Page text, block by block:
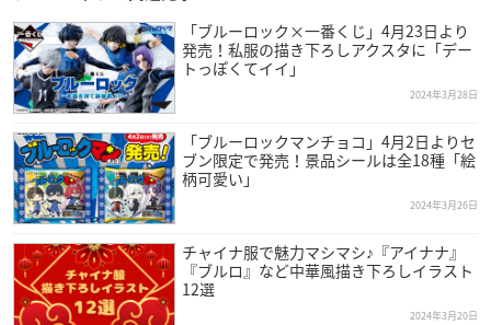
「ブルーロック×一番くじ」4月23日より
発売！私服の描き下ろしアクスタに「デー
トっぽくてイイ」
2024年3月28日
「ブルーロックマンチョコ」4月2日よりセ
ブン限定で発売！景品シールは全18種「絵
柄可愛い」
2024年3月26日
チャイナ服で魅力マシマシ♪『アイナナ』
『ブルロ』など中華風描き下ろしイラスト
12選
2024年3月20日